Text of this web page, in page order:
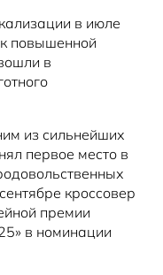
в июле
повышенной
в
из сильнейших
первое место в
кроссовер
премии
в номинации